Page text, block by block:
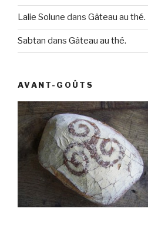
Lalie Solune dans Gâteau au thé.
Sabtan dans Gâteau au thé.
AVANT-GOÛTS